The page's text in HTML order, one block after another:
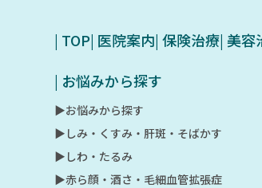
| TOP| 医院案内| 保険治療| 美容
| お悩みから探す
▶︎お悩みから探す
▶︎しみ・くすみ・肝斑・そばかす
▶︎しわ・たるみ
▶︎赤ら顔・酒さ・毛細血管拡張症